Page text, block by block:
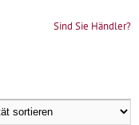
Sind Sie Händler?